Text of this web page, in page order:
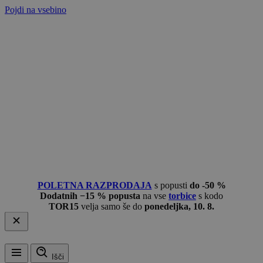
Pojdi na vsebino
POLETNA RAZPRODAJA s popusti do -50 %
Dodatnih −15 % popusta na vse torbice s kodo
TOR15 velja samo še do ponedeljka, 10. 8.
Išči